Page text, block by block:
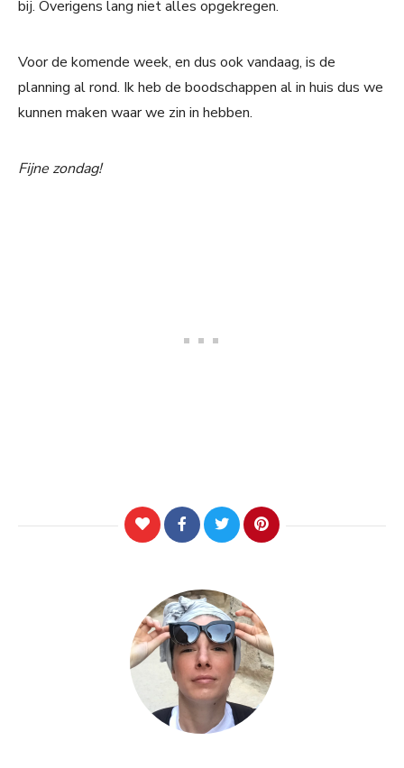
bij. Overigens lang niet alles opgekregen.
Voor de komende week, en dus ook vandaag, is de
planning al rond. Ik heb de boodschappen al in huis dus we
kunnen maken waar we zin in hebben.
Fijne zondag!